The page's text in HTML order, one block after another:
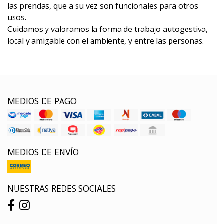
las prendas, que a su vez son funcionales para otros
usos.
Cuidamos y valoramos la forma de trabajo autogestiva,
local y amigable con el ambiente, y entre las personas.
MEDIOS DE PAGO
MEDIOS DE ENVÍO
NUESTRAS REDES SOCIALES